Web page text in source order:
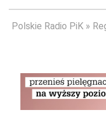
Polskie Radio PiK